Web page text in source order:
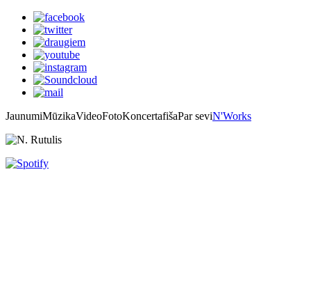
JaunumiMūzikaVideoFotoKoncertafišaPar seviN'Works